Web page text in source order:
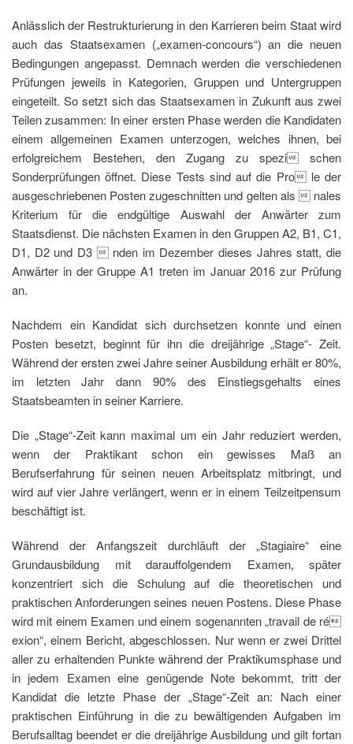
Anlässlich der Restrukturierung in den Karrieren beim Staat wird
auch das Staatsexamen („examen-concours“) an die neuen
Bedingungen angepasst. Demnach werden die verschiedenen
Prüfungen jeweils in Kategorien, Gruppen und Untergruppen
eingeteilt. So setzt sich das Staatsexamen in Zukunft aus zwei
Teilen zusammen: In einer ersten Phase werden die Kandidaten
einem allgemeinen Examen unterzogen, welches ihnen, bei
erfolgreichem Bestehen, den Zugang zu spezi schen
Sonderprüfungen öffnet. Diese Tests sind auf die Pro le der
ausgeschriebenen Posten zugeschnitten und gelten als  nales
Kriterium für die endgültige Auswahl der Anwärter zum
Staatsdienst. Die nächsten Examen in den Gruppen A2, B1, C1,
D1, D2 und D3  nden im Dezember dieses Jahres statt, die
Anwärter in der Gruppe A1 treten im Januar 2016 zur Prüfung
an.
Nachdem ein Kandidat sich durchsetzen konnte und einen
Posten besetzt, beginnt für ihn die dreijährige „Stage“- Zeit.
Während der ersten zwei Jahre seiner Ausbildung erhält er 80%,
im letzten Jahr dann 90% des Einstiegsgehalts eines
Staatsbeamten in seiner Karriere.
Die „Stage“-Zeit kann maximal um ein Jahr reduziert werden,
wenn der Praktikant schon ein gewisses Maß an
Berufserfahrung für seinen neuen Arbeitsplatz mitbringt, und
wird auf vier Jahre verlängert, wenn er in einem Teilzeitpensum
beschäftigt ist.
Während der Anfangszeit durchläuft der „Stagiaire“ eine
Grundausbildung mit darauffolgendem Examen, später
konzentriert sich die Schulung auf die theoretischen und
praktischen Anforderungen seines neuen Postens. Diese Phase
wird mit einem Examen und einem sogenannten „travail de ré
exion“, einem Bericht, abgeschlossen. Nur wenn er zwei Drittel
aller zu erhaltenden Punkte während der Praktikumsphase und
in jedem Examen eine genügende Note bekommt, tritt der
Kandidat die letzte Phase der „Stage“-Zeit an: Nach einer
praktischen Einführung in die zu bewältigenden Aufgaben im
Berufsalltag beendet er die dreijährige Ausbildung und gilt fortan